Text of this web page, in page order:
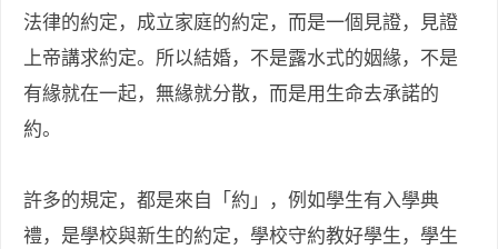
法律的約定，成立家庭的約定，而是一個見證，見證
上帝講求約定。所以結婚，不是露水式的姻緣，不是
有緣就在一起，無緣就分散，而是用生命去承諾的
約。
許多的規定，都是來自「約」，例如學生有入學典
禮，是學校與新生的約定，學校守約教好學生，學生